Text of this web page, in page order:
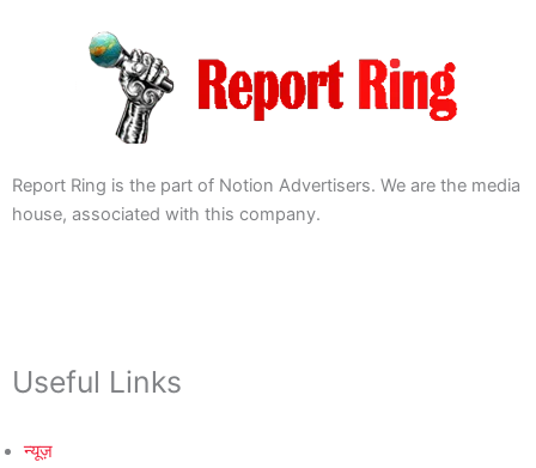
Report Ring is the part of Notion Advertisers. We are the media
house, associated with this company.
Useful Links
न्यूज़